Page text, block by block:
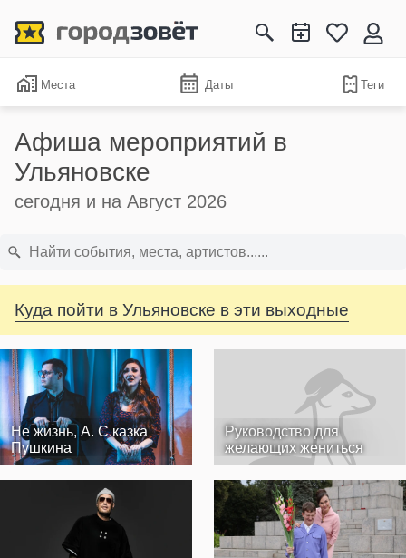
Места Даты Теги
Афиша мероприятий в
Ульяновске
сегодня и на Август 2026
Куда пойти в Ульяновске в эти выходные
Не жизнь, А. С.казка
Пушкина
Руководство для
желающих жениться